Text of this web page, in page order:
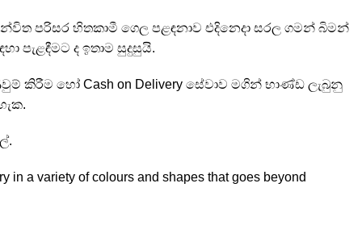
පරිසර හිතකාමී ගෙල පළඳනාව එදිනෙදා සරල ගමන් බිමන්
පැළඳීමට ද ඉතාම සුදුසුයි.
කිරීම හෝ Cash on Delivery සේවාව මගින් භාණ්ඩ ලැබුනු
in a variety of colours and shapes that goes beyond